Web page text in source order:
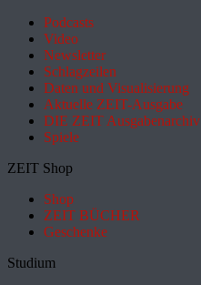
Podcasts
Video
Newsletter
Schlagzeilen
Daten und Visualisierung
Aktuelle ZEIT-Ausgabe
DIE ZEIT Ausgabenarchiv
Spiele
ZEIT Shop
Shop
ZEIT BÜCHER
Geschenke
Studium